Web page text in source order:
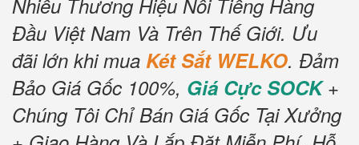
Nhiều Thương Hiệu Nổi Tiếng Hàng
Đầu Việt Nam Và Trên Thế Giới. Ưu
đãi lớn khi mua Két Sắt WELKO. Đảm
Bảo Giá Gốc 100%, Giá Cực SOCK+
Chúng Tôi Chỉ Bán Giá Gốc Tại Xưởng